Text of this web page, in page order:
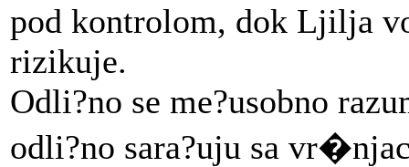
pod kontrolom, dok Ljilja
rizikuje.
Odli?no se me?usobno
odli?no sara?uju sa